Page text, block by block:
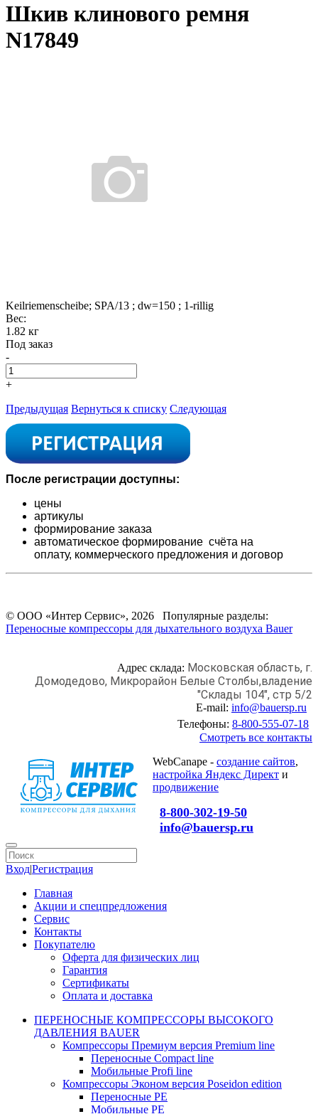
Шкив клинового ремня
N17849
Keilriemenscheibe; SPA/13 ; dw=150 ; 1-rillig
Вес:
1.82 кг
Под заказ
-
+
Предыдущая Вернуться к списку Следующая
После регистрации доступны:
цены
артикулы
формирование заказа
автоматическое формирование счёта на
оплату, коммерческого предложения и договор
© ООО «Интер Сервис», 2026 Популярные разделы:
Переносные компрессоры для дыхательного воздуха Bauer
Адрес склада: Московская область, г.
Домодедово, Микрорайон Белые Столбы,владение
"Склады 104", стр 5/2
E-mail: info@bauersp.ru
Телефоны: 8-800-555-07-18
Смотреть все контакты
WebCanape - создание сайтов,
настройка Яндекс Директ и
продвижение
8-800-302-19-50
info@bauersp.ru
Вход|Регистрация
Главная
Акции и спецпредложения
Сервис
Контакты
Покупателю
Оферта для физических лиц
Гарантия
Сертификаты
Оплата и доставка
ПЕРЕНОСНЫЕ КОМПРЕССОРЫ ВЫСОКОГО
ДАВЛЕНИЯ BAUER
Компрессоры Премиум версия Premium line
Переносные Compact line
Мобильные Profi line
Компрессоры Эконом версия Poseidon edition
Переносные PE
Мобильные PE